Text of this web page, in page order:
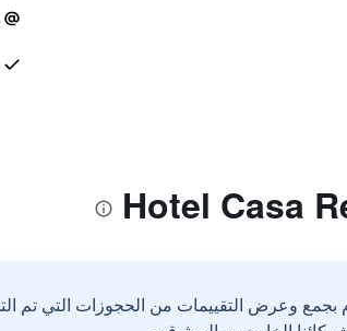
بجمع وعرض التقييمات من الحجوزات التي تم